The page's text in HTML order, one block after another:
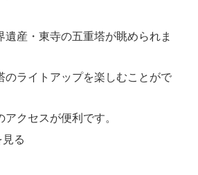
遺産・東寺の五重塔が眺められま
のライトアップを楽しむことがで
アクセスが便利です。
る